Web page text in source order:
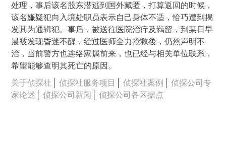
处理，事后该名股东潜逃到国外藏匿，打算返回的时候，
该名嫌疑犯向入境处职员表示自己身体不适，恰巧遭到揭
发其为通辑犯。事后，被送往医院治疔及羁留，到某日早
晨被发现昏迷不醒，经过医师全力抢救後，仍然声明不
治，当前警方也连络家属前来，也已经与相关单位联系，
希望能够查明其死亡的原因。
关于侦探社 │侦探社服务项目 │侦探社案例 │侦探公司专
家论述 │侦探公司新闻 │侦探公司各区据点